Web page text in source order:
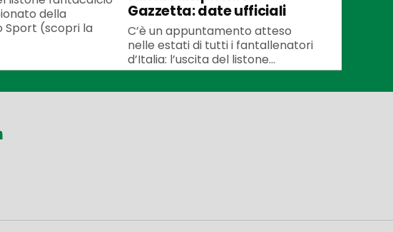
della
Sport (scopri la
Gazzetta: date ufficiali
C’è un appuntamento atteso
nelle estati di tutti i fantallenatori
d’Italia: l’uscita del listone...